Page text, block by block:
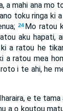
a mahi ana
toku ringa ki
24 Mo ratou
aku
a ratou he
a ratou mea
i te ahi, he
e te
a o koutou